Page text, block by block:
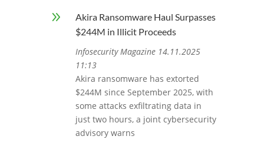
9
Akira Ransomware Haul Surpasses
$244M in Illicit Proceeds
Infosecurity Magazine 14.11.2025
11:13
Akira ransomware has extorted
$244M since September 2025, with
some attacks exfiltrating data in
just two hours, a joint cybersecurity
advisory warns